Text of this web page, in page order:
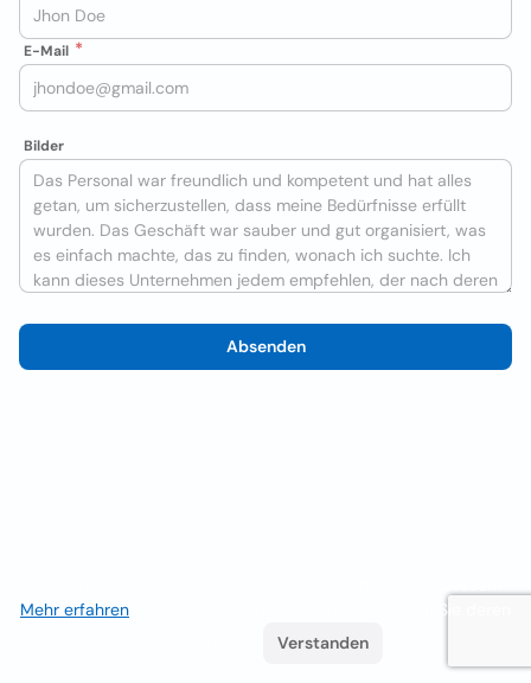
E-Mail
Bilder
Absenden
Mehr erfahren . Wenn Sie weiterhin surfen, akzeptieren Sie deren
Verstanden